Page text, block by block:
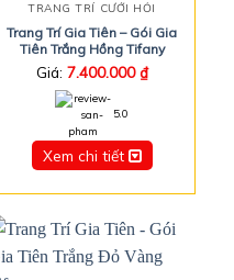
TRANG TRÍ CƯỚI HỎI
Trang Trí Gia Tiên – Gói Gia
Tiên Trắng Hồng Tifany
Giá: 7.400.000₫
5.0
Xem chi tiết